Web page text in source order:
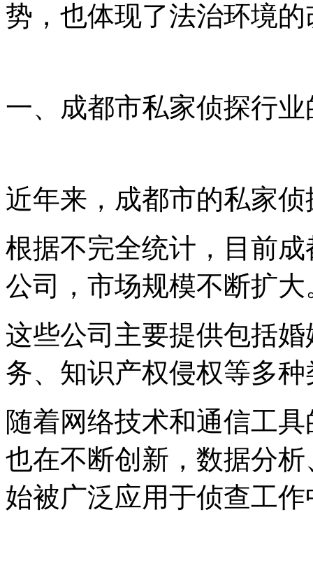
势，也体现了法治环境
一、成都市私家侦探行
近年来，成都市的私家
根据不完全统计，目前
公司，市场规模不断扩大
这些公司主要提供包括
务、知识产权侵权等多
随着网络技术和通信工
也在不断创新，数据分
始被广泛应用于侦查工作